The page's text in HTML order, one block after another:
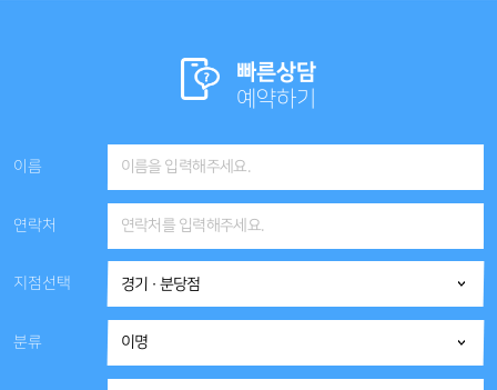
빠른상담
예약하기
이름
연락처
지점선택
분류